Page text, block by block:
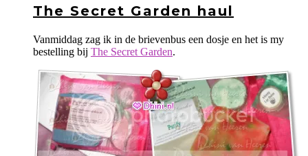
The Secret Garden haul
Vanmiddag zag ik in de brievenbus een dosje en het is my
bestelling bij The Secret Garden.